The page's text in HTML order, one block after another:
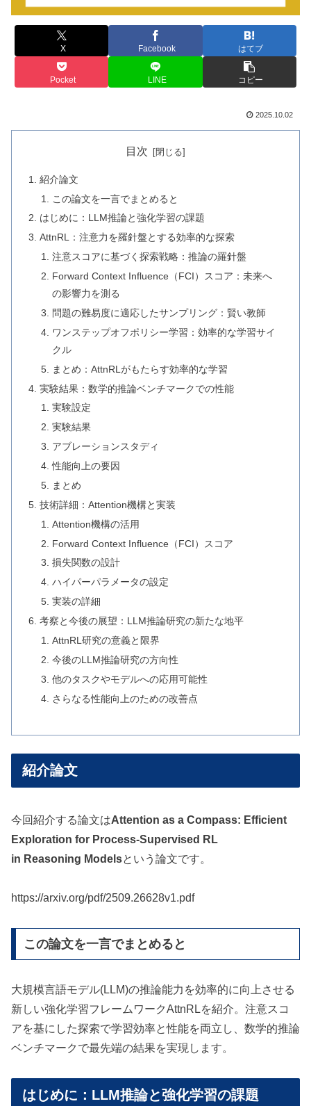
X Facebook はてブ
Pocket LINE コピー
2025.10.02
目次
紹介論文
この論文を一言でまとめると
はじめに：LLM推論と強化学習の課題
AttnRL：注意力を羅針盤とする効率的な探索
注意スコアに基づく探索戦略：推論の羅針盤
Forward Context Influence（FCI）スコア：未来へ
の影響力を測る
問題の難易度に適応したサンプリング：賢い教師
ワンステップオフポリシー学習：効率的な学習サイ
クル
まとめ：AttnRLがもたらす効率的な学習
実験結果：数学的推論ベンチマークでの性能
実験設定
実験結果
アブレーションスタディ
性能向上の要因
まとめ
技術詳細：Attention機構と実装
Attention機構の活用
Forward Context Influence（FCI）スコア
損失関数の設計
ハイパーパラメータの設定
実装の詳細
考察と今後の展望：LLM推論研究の新たな地平
AttnRL研究の意義と限界
今後のLLM推論研究の方向性
他のタスクやモデルへの応用可能性
さらなる性能向上のための改善点
紹介論文
今回紹介する論文はAttention as a Compass: Efficient
Exploration for Process-Supervised RL
in Reasoning Modelsという論文です。
https://arxiv.org/pdf/2509.26628v1.pdf
この論文を一言でまとめると
大規模言語モデル(LLM)の推論能力を効率的に向上させる
新しい強化学習フレームワークAttnRLを紹介。注意スコ
アを基にした探索で学習効率と性能を両立し、数学的推論
ベンチマークで最先端の結果を実現します。
はじめに：LLM推論と強化学習の課題